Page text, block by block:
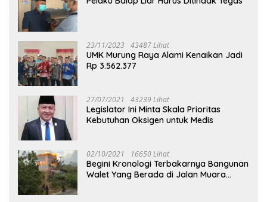
23/11/2023 43487 Lihat
UMK Murung Raya Alami Kenaikan Jadi
Rp 3.562.377
27/07/2021 43239 Lihat
Legislator Ini Minta Skala Prioritas
Kebutuhan Oksigen untuk Medis
02/10/2021 16650 Lihat
Begini Kronologi Terbakarnya Bangunan
Walet Yang Berada di Jalan Muara